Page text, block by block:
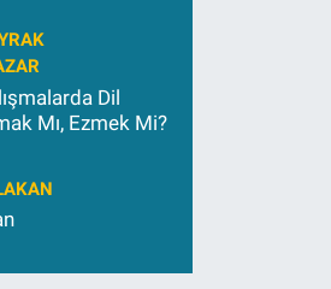
Dil
Mı, Ezmek Mi?